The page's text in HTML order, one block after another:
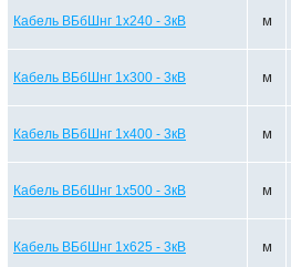
Кабель ВБбШнг 1х240 - 3кВ м
Кабель ВБбШнг 1х300 - 3кВ м
Кабель ВБбШнг 1х400 - 3кВ м
Кабель ВБбШнг 1х500 - 3кВ м
Кабель ВБбШнг 1х625 - 3кВ м